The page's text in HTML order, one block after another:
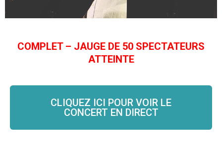
COMPLET – JAUGE DE 50 SPECTATEURS
ATTEINTE
CLIQUEZ ICI POUR VOIR LE
CONCERT EN DIRECT